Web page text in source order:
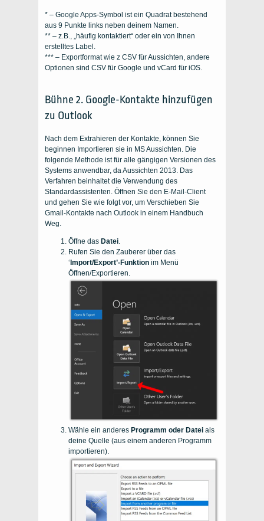
* – Google Apps-Symbol istein Quadrat bestehend
aus 9 Punkte links neben deinem Namen.
** – z.B., „häufig kontaktiert“ oder ein von Ihnen
erstelltes Label.
*** – Exportformat wie z CSV fürAussichten, andere
Optionen sind CSV für Google und vCard für iOS.
Bühne 2. Google-Kontakte hinzufügen
zu Outlook
Nach dem Extrahieren der Kontakte, können Sie
beginnen Importieren sie in MSAussichten. Die
folgende Methode ist für alle gängigen Versionen des
Systems anwendbar, daAussichten 2013. Das
Verfahren beinhaltet die Verwendung des
Standardassistenten. Öffnen Sie den E-Mail-Client
und gehen Sie wie folgt vor, um Verschieben Sie
Gmail-Kontakte nach Outlook in einem Handbuch
Weg.
Öffne das Datei.
Rufen Sie den Zauberer über das
‘ Import/Export’-Funktion im Menü
Öffnen/Exportieren.
Wähle ein anderes Programm oder Datei als
deine Quelle (aus einem anderen Programm
importieren).